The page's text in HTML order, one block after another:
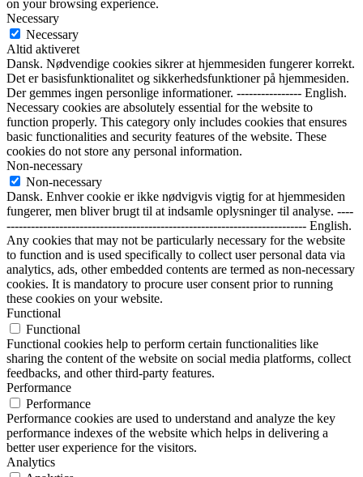
on your browsing experience.
Necessary
Necessary
Altid aktiveret
Dansk. Nødvendige cookies sikrer at hjemmesiden fungerer korrekt.
Det er basisfunktionalitet og sikkerhedsfunktioner på hjemmesiden.
Der gemmes ingen personlige informationer. ---------------- English.
Necessary cookies are absolutely essential for the website to
function properly. This category only includes cookies that ensures
basic functionalities and security features of the website. These
cookies do not store any personal information.
Non-necessary
Non-necessary
Dansk. Enhver cookie er ikke nødvigvis vigtig for at hjemmesiden
fungerer, men bliver brugt til at indsamle oplysninger til analyse. ----
-------------------------------------------------------------------------- English.
Any cookies that may not be particularly necessary for the website
to function and is used specifically to collect user personal data via
analytics, ads, other embedded contents are termed as non-necessary
cookies. It is mandatory to procure user consent prior to running
these cookies on your website.
Functional
Functional
Functional cookies help to perform certain functionalities like
sharing the content of the website on social media platforms, collect
feedbacks, and other third-party features.
Performance
Performance
Performance cookies are used to understand and analyze the key
performance indexes of the website which helps in delivering a
better user experience for the visitors.
Analytics